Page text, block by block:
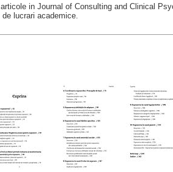
in Journal of Consulting and Clinical
lucrari academice.